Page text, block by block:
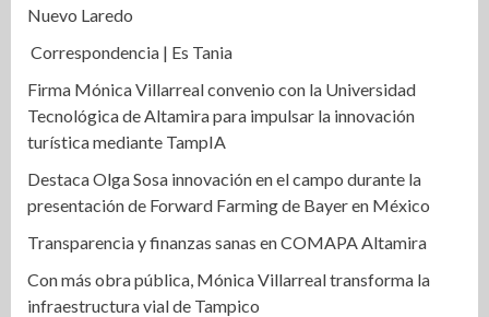
Nuevo Laredo
Correspondencia | Es Tania
Firma Mónica Villarreal convenio con la Universidad
Tecnológica de Altamira para impulsar la innovación
turística mediante TampIA
Destaca Olga Sosa innovación en el campo durante la
presentación de Forward Farming de Bayer en México
Transparencia y finanzas sanas en COMAPA Altamira
Con más obra pública, Mónica Villarreal transforma la
infraestructura vial de Tampico